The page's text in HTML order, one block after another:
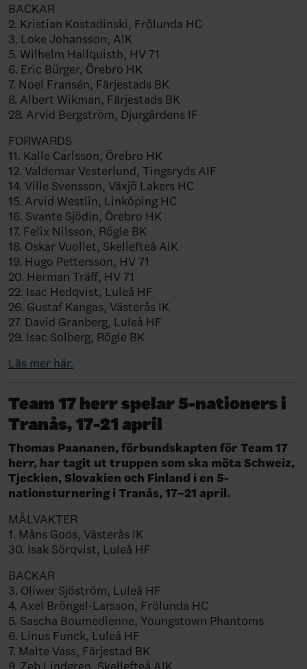
BACKAR
2. Kristian Kostadinski, Frölunda HC
3. Loke Johansson, AIK
5. Wilhelm Hallquisth, HV 71
6. Eric Bürger, Örebro HK
7. Noel Fransén, Färjestads BK
8. Albert Wikman, Färjestads BK
28. Arvid Bergström, Djurgårdens IF
FORWARDS
11. Kalle Carlsson, Örebro HK
12. Valdemar Vesterlund, Tingsryds AIF
14. Ville Svensson, Växjö Lakers HC
15. Arvid Westlin, Linköping HC
16. Svante Sjödin, Örebro HK
17. Felix Nilsson, Rögle BK
18. Oskar Vuollet, Skellefteå AIK
19. Hugo Pettersson, HV 71
20. Herman Träff, HV 71
22. Isac Hedqvist, Luleå HF
26. Gustaf Kangas, Västerås IK
27. David Granberg, Luleå HF
29. Isac Solberg, Rögle BK
Läs mer här.
Team 17 herr spelar 5-nationers i
Tranås, 17-21 april
Thomas Paananen, förbundskapten för Team 17
herr, har tagit ut truppen som ska möta Schweiz,
Tjeckien, Slovakien och Finland i en 5-
nationsturnering i Tranås, 17–21 april.
MÅLVAKTER
1. Måns Goos, Västerås IK
30. Isak Sörqvist, Luleå HF
BACKAR
3. Oliwer Sjöström, Luleå HF
4. Axel Bröngel-Larsson, Frölunda HC
5. Sascha Boumedienne, Youngstown Phantoms
6. Linus Funck, Luleå HF
7. Malte Vass, Färjestad BK
9. Zeb Lindgren, Skellefteå AIK